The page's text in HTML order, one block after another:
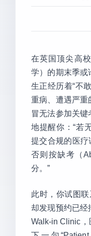
在英国顶尖高
学）的期末季或
生正经历着“不
重病、遭遇严重
冒无法参加关
地提醒你：“若
提交合规的医疗
否则按缺考（
分。”
此时，你试图
却发现预约已经
Walk-in Clinic，